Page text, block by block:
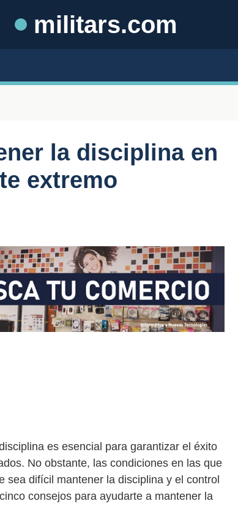
militars.com
la disciplina en
extremo
es esencial para garantizar el éxito
No obstante, las condiciones en las que
difícil mantener la disciplina y el control
consejos para ayudarte a mantener la